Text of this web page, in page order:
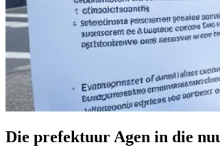
Die prefektuur Agen in die